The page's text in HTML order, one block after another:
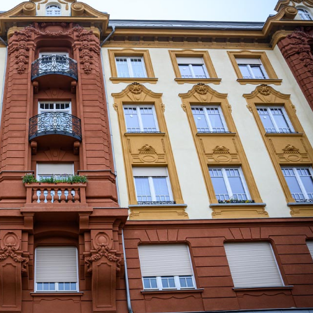
Egyik út váltja a másikat:
betonbiztosan halad
Debrecen fejlesztési
programja
2026.06.01 Bővebben
Útfelújítás
Harsona utcán,
kap a Csuka utca
2026.07.22